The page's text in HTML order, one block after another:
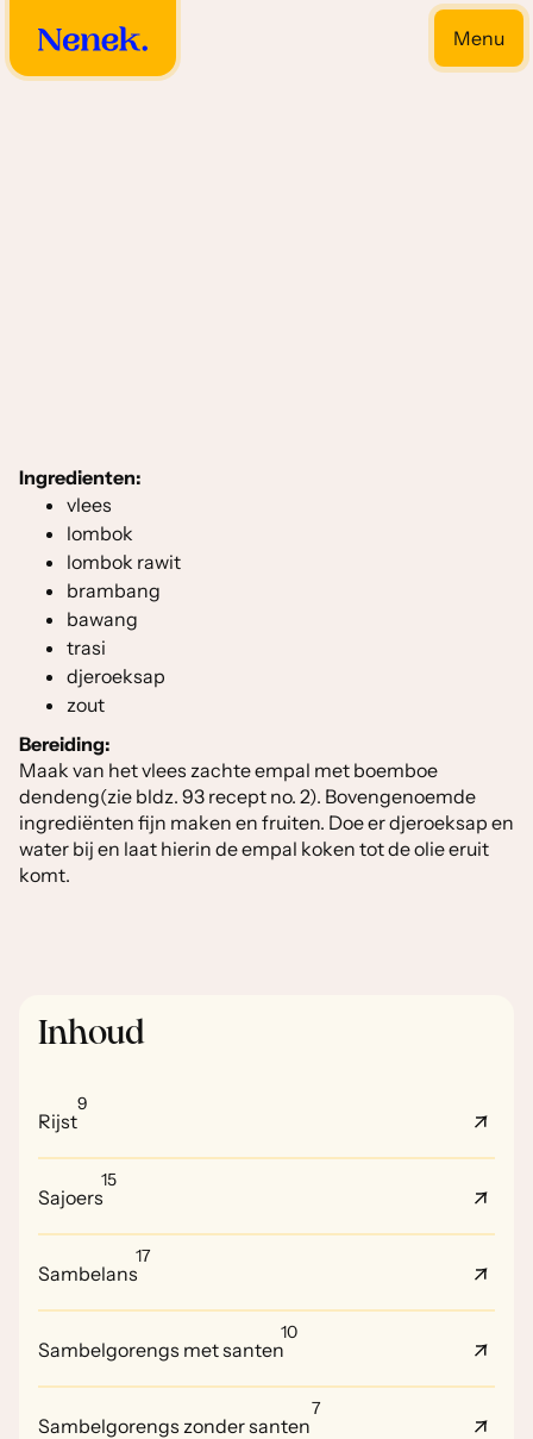
Menu
Ingredienten:
vlees
lombok
lombok rawit
brambang
bawang
trasi
djeroeksap
zout
Bereiding:
Maak van het vlees zachte empal met boemboe
dendeng(zie bldz. 93 recept no. 2). Bovengenoemde
ingrediënten fijn maken en fruiten. Doe er djeroeksap en
water bij en laat hierin de empal koken tot de olie eruit
komt.
Inhoud
Rijst
9
Sajoers
15
Sambelans
17
Sambelgorengs met santen
10
Sambelgorengs zonder santen
7